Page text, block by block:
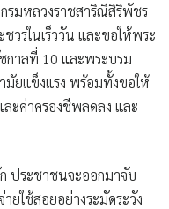
รมหลวงราชสาริณีสิริพัชร
วรในเร็ววัน และขอให้พระ
กาลที่ 10 และพระบรม
ยแข็งแรง พร้อมทั้งขอให้
ละค่าครองชีพลดลง และ
ประชาชนจะออกมาจับ
ยใช้สอยอย่างระมัดระวัง